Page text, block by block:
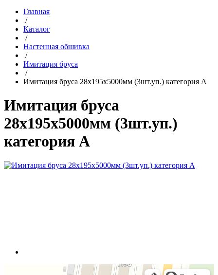
Главная
/
Каталог
/
Настенная обшивка
/
Имитация бруса
/
Имитация бруса 28х195х5000мм (3шт.уп.) категория А
Имитация бруса
28х195х5000мм (3шт.уп.)
категория А